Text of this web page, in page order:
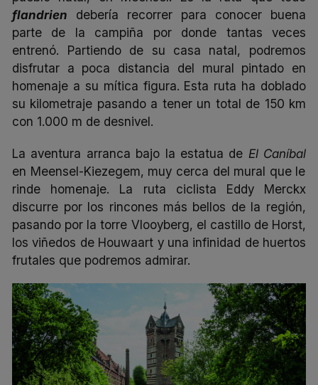
flandrien debería recorrer para conocer buena
parte de la campiña por donde tantas veces
entrenó. Partiendo de su casa natal, podremos
disfrutar a poca distancia del mural pintado en
homenaje a su mítica figura. Esta ruta ha doblado
su kilometraje pasando a tener un total de 150 km
con 1.000 m de desnivel.
La aventura arranca bajo la estatua de El Caníbal
en Meensel-Kiezegem, muy cerca del mural que le
rinde homenaje. La ruta ciclista Eddy Merckx
discurre por los rincones más bellos de la región,
pasando por la torre Vlooyberg, el castillo de Horst,
los viñedos de Houwaart y una infinidad de huertos
frutales que podremos admirar.